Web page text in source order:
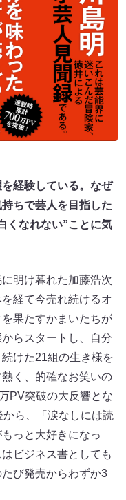
経験している。なぜ
ちで芸人を目指した
くなれない”ことに気
明け暮れた加藤浩次
経て今売れ続けるオ
果たすかまいたちが
らスタートし、自分
けた21組の生き様を
く、的確なお笑いの
PV突破の大反響とな
ら、「涙なしには読
っと大好きになっ
ビジネス書としても
び発売からわずか3